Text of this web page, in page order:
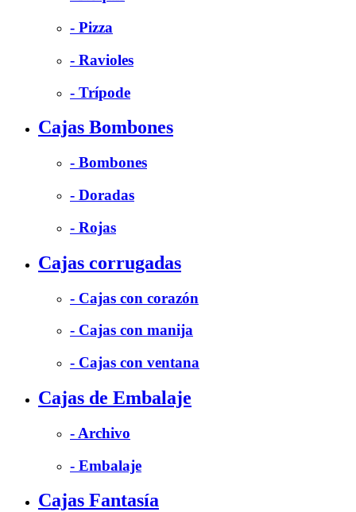
- Pizza
- Ravioles
- Trípode
Cajas Bombones
- Bombones
- Doradas
- Rojas
Cajas corrugadas
- Cajas con corazón
- Cajas con manija
- Cajas con ventana
Cajas de Embalaje
- Archivo
- Embalaje
Cajas Fantasía